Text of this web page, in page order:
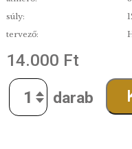
minőség:
kibocsátás:
anyag:
kibocsátott darabszám:
átmérő: